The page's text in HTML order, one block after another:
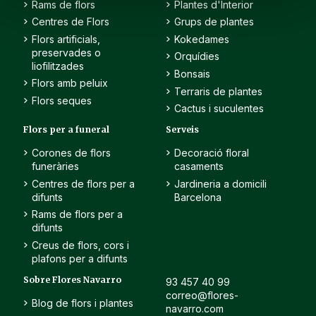
Rams de flors
Centres de Flors
Flors artificials,
preservades o
liofilitzades
Flors amb peluix
Flors seques
Plantes d'Interior
Grups de plantes
Kokedames
Orquídies
Bonsais
Terraris de plantes
Cactus i suculentes
Flors per a funeral
Corones de flors
funeràries
Centres de flors per a
difunts
Rams de flors per a
difunts
Creus de flors, cors i
plafons per a difunts
Serveis
Decoració floral
casaments
Jardineria a domicili
Barcelona
Sobre Flores Navarro
Blog de flors i plantes
93 457 40 99
correo@flores-
navarro.com